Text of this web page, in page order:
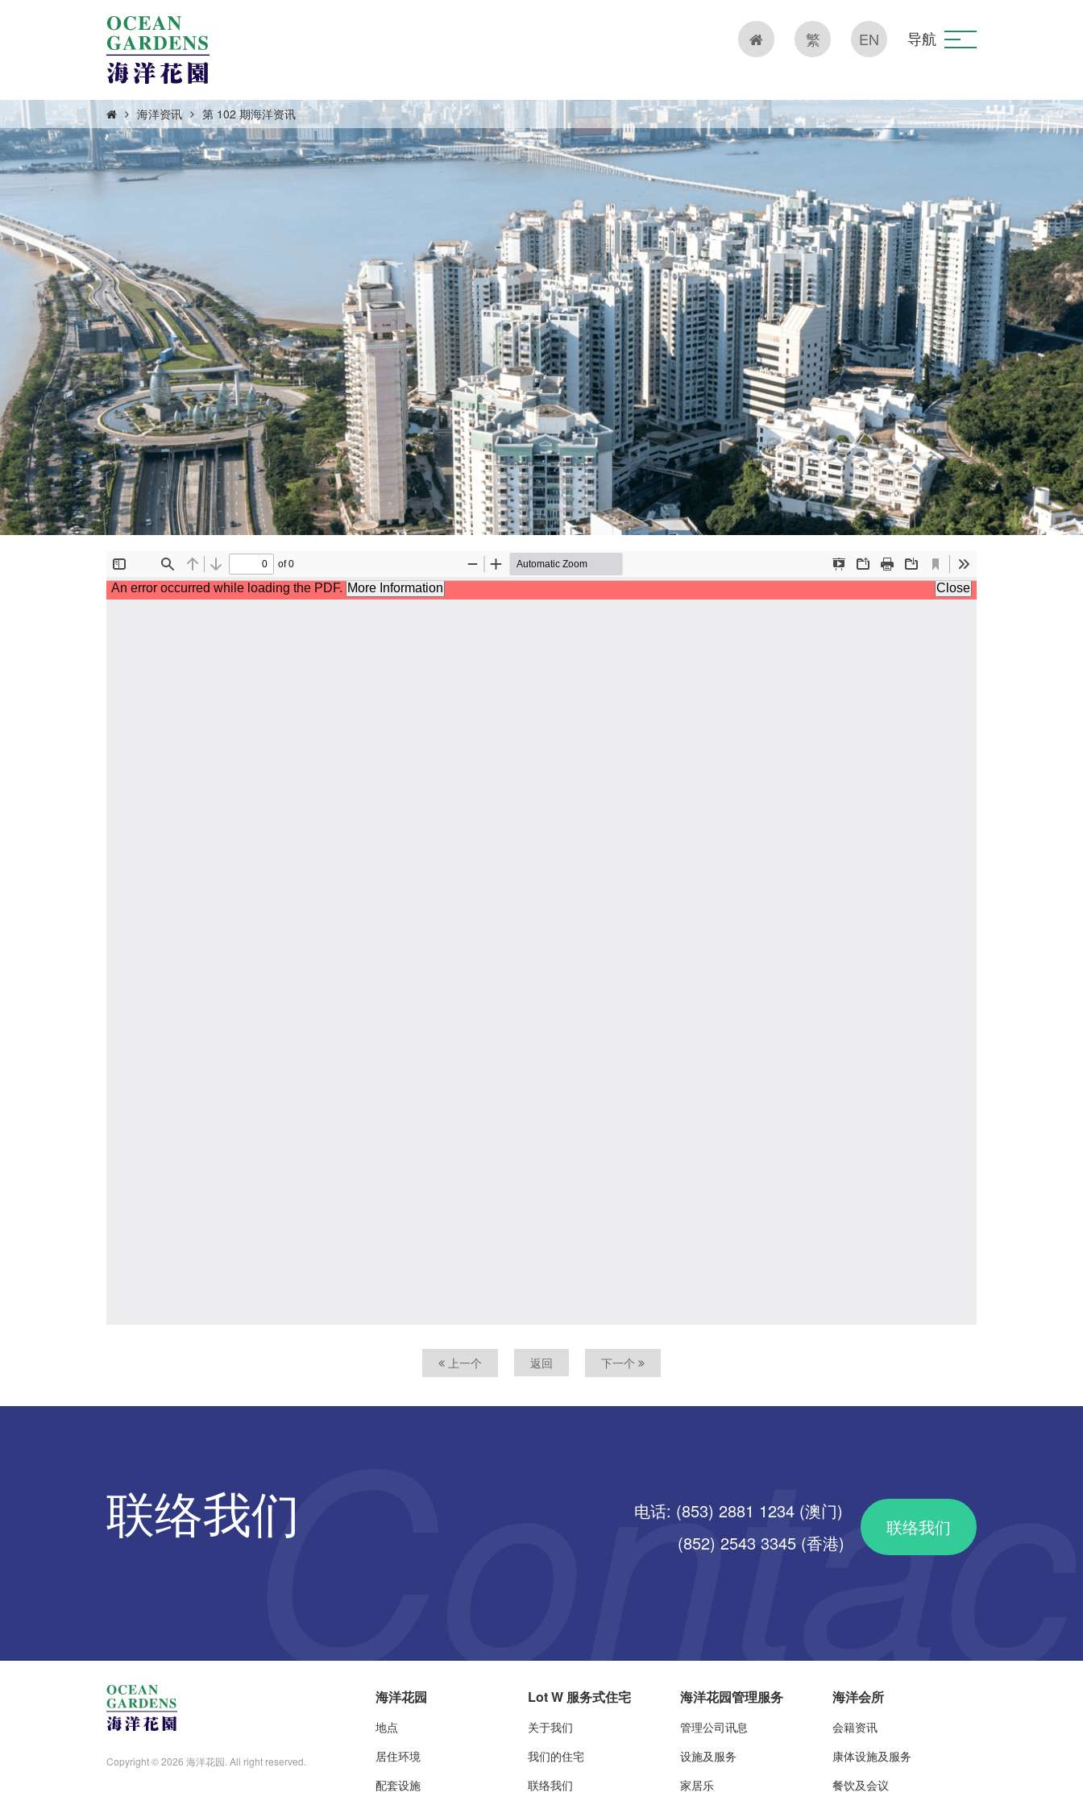
繁 EN 导航
海洋资讯 第 102 期海洋资讯
上一个 返回 下一个
联络我们
电话: (853) 2881 1234 (澳门)
(852) 2543 3345 (香港)
联络我们
Copyright © 2026 海洋花园. All right reserved.
海洋花园
地点
居住环境
配套设施
Lot W 服务式住宅
关于我们
我们的住宅
联络我们
海洋花园管理服务
管理公司讯息
设施及服务
家居乐
海洋会所
会籍资讯
康体设施及服务
餐饮及会议